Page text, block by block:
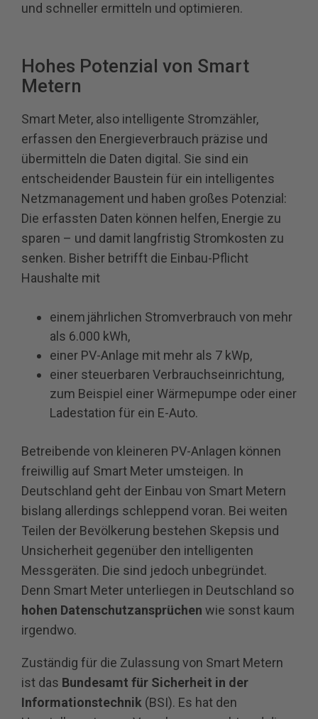
und schneller ermitteln und optimieren.
Hohes Potenzial von Smart
Metern
Smart Meter, also intelligente Stromzähler,
erfassen den Energieverbrauch präzise und
übermitteln die Daten digital. Sie sind ein
entscheidender Baustein für ein intelligentes
Netzmanagement und haben großes Potenzial:
Die erfassten Daten können helfen, Energie zu
sparen – und damit langfristig Stromkosten zu
senken. Bisher betrifft die Einbau-Pflicht
Haushalte mit
einem jährlichen Stromverbrauch von mehr
als 6.000 kWh,
einer PV-Anlage mit mehr als 7 kWp,
einer steuerbaren Verbrauchseinrichtung,
zum Beispiel einer Wärmepumpe oder einer
Ladestation für ein E-Auto.
Betreibende von kleineren PV-Anlagen können
freiwillig auf Smart Meter umsteigen. In
Deutschland geht der Einbau von Smart Metern
bislang allerdings schleppend voran. Bei weiten
Teilen der Bevölkerung bestehen Skepsis und
Unsicherheit gegenüber den intelligenten
Messgeräten. Die sind jedoch unbegründet.
Denn Smart Meter unterliegen in Deutschland so
hohen Datenschutzansprüchen wie sonst kaum
irgendwo.
Zuständig für die Zulassung von Smart Metern
ist das Bundesamt für Sicherheit in der
Informationstechnik (BSI). Es hat den